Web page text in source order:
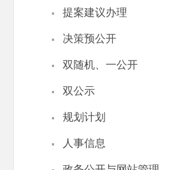
· 提案建议办理
· 决策预公开
· 双随机、一公开
· 双公示
· 规划计划
· 人事信息